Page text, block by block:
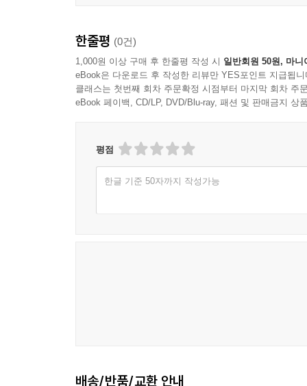
한줄평 (0건)
1,000원 이상 구매 후 한줄평 작성 시 일반회원 50원, 마니
eBook은 다운로드 후 작성한 리뷰만 YES포인트 지급됩니
클래스는 첫번째 회차 주문확정 시점부터 마지막 회차 주
eBook 페이백, CD/LP, DVD/Blu-ray, 패션 및 판매금지 상
평점
한글 기준 50자까지 작성가능
배송/반품/교환 안내